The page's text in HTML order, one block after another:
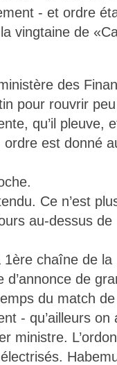
- et ordre
vingtaine de
des
pour rouvrir
qu’il pleuve,
est donné
Ce n’est
au-dessus de
chaîne de
d’annonce de
du match
- qu’ailleurs on
ministre.